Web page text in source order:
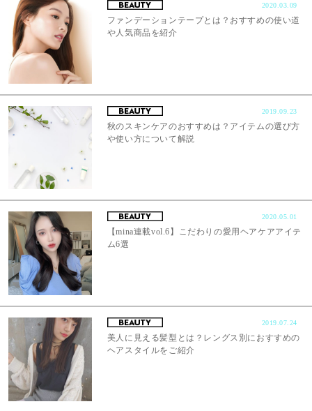
2020.03.09
ファンデーションテープとは？おすすめの使い道
や人気商品を紹介
2019.09.23
秋のスキンケアのおすすめは？アイテムの選び方
や使い方について解説
2020.05.01
【mina連載vol.6】こだわりの愛用ヘアケアアイテ
ム6選
2019.07.24
美人に見える髪型とは？レングス別におすすめの
ヘアスタイルをご紹介